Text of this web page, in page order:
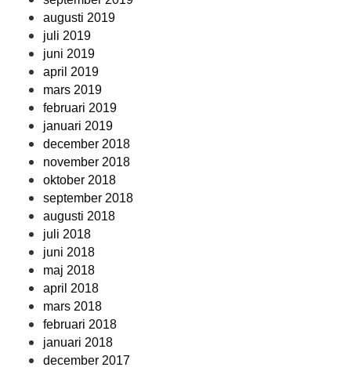
augusti 2019
juli 2019
juni 2019
april 2019
mars 2019
februari 2019
januari 2019
december 2018
november 2018
oktober 2018
september 2018
augusti 2018
juli 2018
juni 2018
maj 2018
april 2018
mars 2018
februari 2018
januari 2018
december 2017